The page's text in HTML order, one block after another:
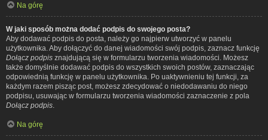
Na górę
W jaki sposób można dodać podpis do swojego posta?
Aby dodawać podpis do posta, należy go najpierw utworzyć w panelu
użytkownika. Aby dołączyć do danej wiadomości swój podpis, zaznacz funkcję
Dołącz podpis znajdującą się w formularzu tworzenia wiadomości. Możesz
także domyślnie dodawać podpis do wszystkich swoich postów, zaznaczając
odpowiednią funkcję w panelu użytkownika. Po uaktywnieniu tej funkcji, za
każdym razem pisząc post, możesz zdecydować o niedodawaniu do niego
podpisu, usuwając w formularzu tworzenia wiadomości zaznaczenie z pola
Dołącz podpis
Na górę